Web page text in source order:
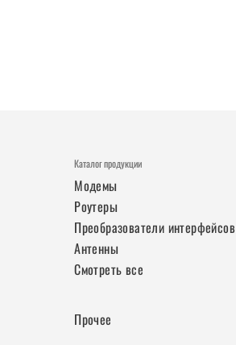
Каталог продукции
Модемы
Роутеры
Преобразователи интерфейсов
Антенны
Смотреть все
Прочее